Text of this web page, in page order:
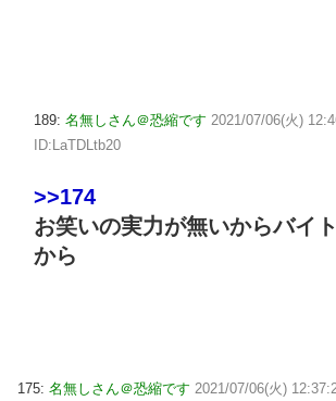
189: 名無しさん＠恐縮です 2021/07/06(火)
ID:LaTDLtb20
>>174
お笑いの実力が無いからバイ
から
175: 名無しさん＠恐縮です 2021/07/06(火)